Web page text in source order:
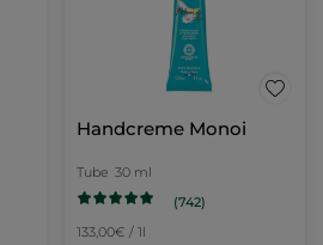
Handcreme Monoi
Tube 30 ml
(742)
133,00€ / 1l